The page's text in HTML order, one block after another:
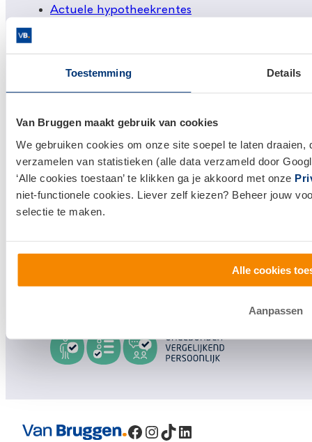
Toestemming Details
Van Bruggen maakt gebruik van cookies
We gebruiken cookies om onze site soepel te laten
verzamelen van statistieken (alle data verzameld door
‘Alle cookies toestaan’ te klikken ga je akkoord met onze
niet-functionele cookies. Liever zelf kiezen? Beheer jouw
selectie te maken.
Alle cookies
Aanpassen
Actuele hypotheekrentes
Verzekeringsadvies
Makelaardij
Huis verkopen
Klantenservice en contact
Bezoek eenvestiging
bij jou in de buurt, of neem
contact met ons op.
Facebook
Instagram
TikTok
LinkedIn